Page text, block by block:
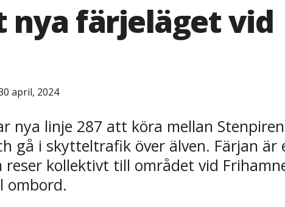
nya färjeläget vid
april, 2024
nya linje 287 att köra mellan
gå i skytteltrafik över älven. Färjan
kollektivt till området vid
ombord.